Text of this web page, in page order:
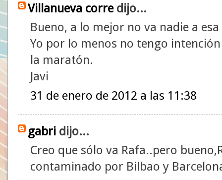
Villanueva corredijo...
Bueno, a lo mejor no va nadie a
Yo por lo menos no tengo
la maratón.
Javi
31 de enero de 2012 a las 11:38
gabri dijo...
Creo que sólo va Rafa..pero
contaminado por Bilbao y